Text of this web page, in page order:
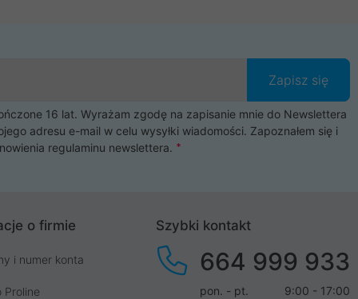
Zapisz się
16 lat. Wyrażam zgodę na zapisanie mnie do Newslettera
adresu e-mail w celu wysyłki wiadomości. Zapoznałem się i
regulaminu newslettera.
o firmie
i numer konta
Proline
Szybki kontakt
664 999 933
pon. - pt.
9:00 - 17:00